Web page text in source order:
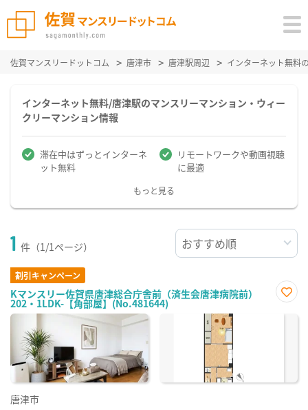
佐賀マンスリードットコム 唐津市 唐津駅周辺 インターネット無料
インターネット無料/唐津駅のマンスリーマンション・ウィー
クリーマンション情報
滞在中はずっとインターネ
ット無料
リモートワークや動画視聴
に最適
もっと見る
1 件（1/1ページ）
割引キャンペーン
Kマンスリー佐賀県唐津総合庁舎前（済生会唐津病院前）
202・1LDK-【角部屋】(No.481644)
に入
唐津市